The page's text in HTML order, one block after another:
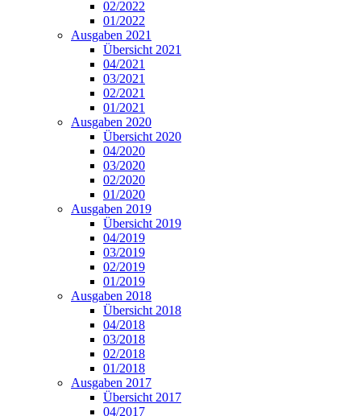
02/2022
01/2022
Ausgaben 2021
Übersicht 2021
04/2021
03/2021
02/2021
01/2021
Ausgaben 2020
Übersicht 2020
04/2020
03/2020
02/2020
01/2020
Ausgaben 2019
Übersicht 2019
04/2019
03/2019
02/2019
01/2019
Ausgaben 2018
Übersicht 2018
04/2018
03/2018
02/2018
01/2018
Ausgaben 2017
Übersicht 2017
04/2017